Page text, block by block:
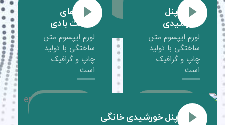
مشاهده جزئیات
نصب پنل
خورشیدی
لورم ایپسوم متن
ساختگی با تولید
چاپ و گرافیک
است.
مشاهده
جزئیات
پروژه‌های
صنعت بادی
لورم ایپسوم متن
ساختگی با تولید
چاپ و گرافیک
است.
نصب پنل خورشیدی خانگی